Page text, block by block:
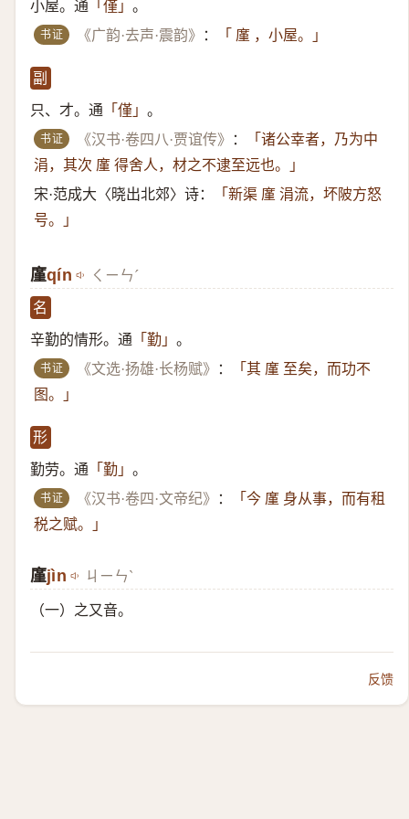
小屋。通 「僅」 。
书证 《广韵·去声·震韵》 ： 「 廑 ，小屋。」
副
只、才。通 「僅」 。
书证 《汉书·卷四八·贾谊传》 ：
「诸公幸者，乃为中
涓，其次 廑 得舍人，材之不逮至远也。」
宋·范成大〈晓出北郊〉诗：
「新渠 廑 涓流，坏陂方怒
号。」
廑qín ㄑㄧㄣˊ
名
辛勤的情形。通 「勤」 。
书证 《文选·扬雄·长杨赋》 ：
「其 廑 至矣，而功不
图。」
形
勤劳。通 「勤」 。
书证 《汉书·卷四·文帝纪》 ：
「今 廑 身从事，而有租
税之赋。」
廑​jìn ㄐㄧㄣˋ
（一）​之又音。
反馈